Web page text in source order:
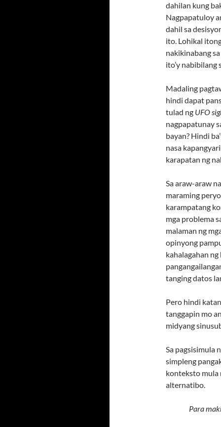
dahilan kung
Nagpapatuloy
dahil sa
ito. Lohikal
nakikinabang
ito’y nabibilang
Madaling
hindi dapat
tulad ng UFO
nagpapatunay
bayan? Hindi
nasa
karapatan ng
Sa araw-araw
maraming
karampatang
mga problema
malaman ng
opinyong
kahalagahan
tanging datos
Pero hindi
tanggapin mo
midyang
Sa pagsisimula
simpleng
konteksto mula
alternatibo.
Para